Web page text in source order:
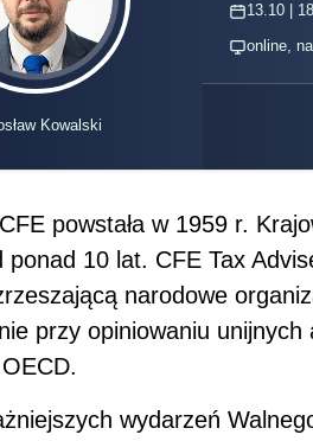
Kowalski
13.10 |
online,
powstała w 1959 r.
ponad 10 lat. CFE Tax
narodowe
przy opiniowaniu
wydarzeń